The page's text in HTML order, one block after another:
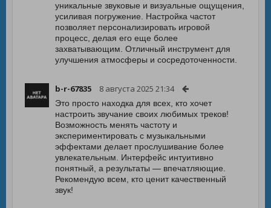
уникальные звуковые и визуальные ощущения,
усиливая погружение. Настройка частот
позволяет персонализировать игровой
процесс, делая его еще более
захватывающим. Отличный инструмент для
улучшения атмосферы и сосредоточенности.
b-r-67835 8 августа 2025 21:34
Это просто находка для всех, кто хочет
настроить звучание своих любимых треков!
Возможность менять частоту и
экспериментировать с музыкальными
эффектами делает прослушивание более
увлекательным. Интерфейс интуитивно
понятный, а результаты — впечатляющие.
Рекомендую всем, кто ценит качественный
звук!